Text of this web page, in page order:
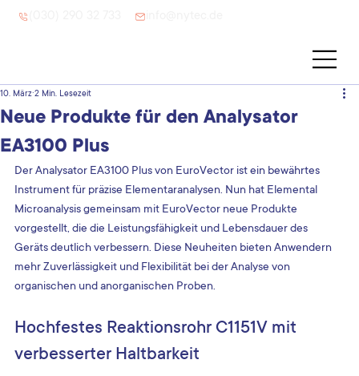
Neue Produkte für den Analysator
EA3100 Plus
10. März 2 Min. Lesezeit
Der Analysator EA3100 Plus von EuroVector ist ein bewährtes
Instrument für präzise Elementaranalysen. Nun hat Elemental
Microanalysis gemeinsam mit EuroVector neue Produkte
vorgestellt, die die Leistungsfähigkeit und Lebensdauer des
Geräts deutlich verbessern. Diese Neuheiten bieten Anwendern
mehr Zuverlässigkeit und Flexibilität bei der Analyse von
organischen und anorganischen Proben.
Hochfestes Reaktionsrohr C1151V mit
verbesserter Haltbarkeit